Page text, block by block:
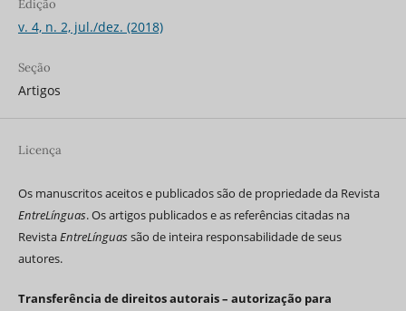
Edição
v. 4, n. 2, jul./dez. (2018)
Seção
Artigos
Licença
Os manuscritos aceitos e publicados são de propriedade da Revista
EntreLínguas. Os artigos publicados e as referências citadas na
Revista EntreLínguas são de inteira responsabilidade de seus
autores.
Transferência de direitos autorais – autorização para